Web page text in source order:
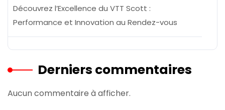
Découvrez l’Excellence du VTT Scott :
Performance et Innovation au Rendez-vous
Derniers commentaires
Aucun commentaire à afficher.